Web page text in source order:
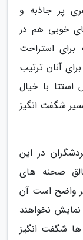
پر جاذبه و
خوبی هم در
استراحت
آنان ترتیب
با خیال
شگفت انگیز
در این
صحنه های
واضح است آن
نخواهند
ها شگفت انگیز